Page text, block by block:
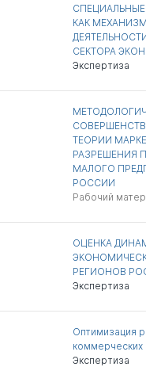
КАК
СЕКТОРА
Экспертиза
ТЕОРИИ
РАЗРЕШЕНИЯ
МАЛОГО
РОССИИ
Рабочий
ОЦЕНКА
РЕГИОНОВ
Экспертиза
Оптимизация
коммерческих
Экспертиза